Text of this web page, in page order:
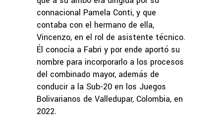
connacional Pamela Conti, y que
contaba con el hermano de ella,
Vincenzo, en el rol de asistente técnico.
Él conocía a Fabri y por ende aportó su
nombre para incorporarlo a los procesos
del combinado mayor, además de
conducir a la Sub-20 en los Juegos
Bolivarianos de Valledupar, Colombia, en
2022.